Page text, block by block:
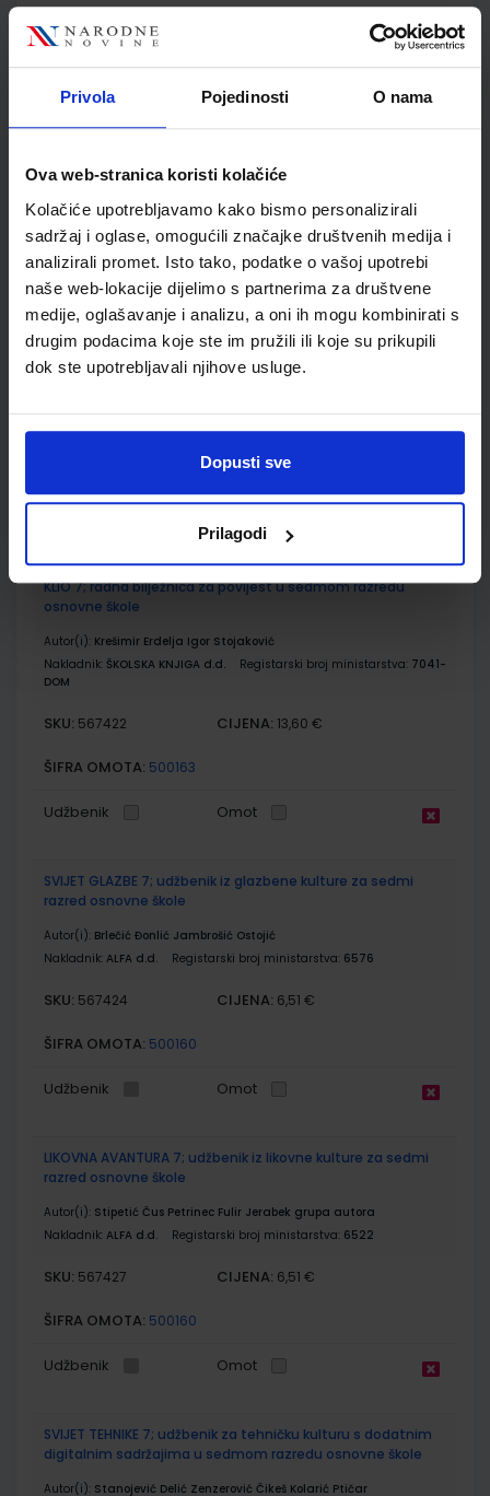
Privola Pojedinosti O nama
Ova web-stranica koristi kolačiće
Kolačiće upotrebljavamo kako bismo personalizirali
sadržaj i oglase, omogućili značajke društvenih medija i
analizirali promet. Isto tako, podatke o vašoj upotrebi
naše web-lokacije dijelimo s partnerima za društvene
medije, oglašavanje i analizu, a oni ih mogu kombinirati s
drugim podacima koje ste im pružili ili koje su prikupili
dok ste upotrebljavali njihove usluge.
Dopusti sve
Prilagodi
MOJA ZEMLJA 3; radna bilježnica iz geografije za sedmi
razred osnovne škole
Autor(i):
Kožul Krpes Samardžić Vukelić
Registarski broj ministarstva:
Udžbenik Omot
KLIO 7; udžbenik za povijest s dodatnim digitalnim
sadržajima u sedmom razredu osnovne škole
Autor(i):Krešimir Erdelja Igor Stojaković
SKU:567421 CIJENA:13,03 €
KLIO 7; radna bilježnica za povijest u sedmom razredu
osnovne škole
Autor(i): Krešimir Erdelja Igor Stojaković
Nakladnik: ŠKOLSKA KNJIGA d.d. Registarski broj ministarstva: 7041-
DOM
SKU: 567422 CIJENA: 13,60 €
ŠIFRA OMOTA: 500163
Udžbenik Omot
SVIJET GLAZBE 7; udžbenik iz glazbene kulture za sedmi
razred osnovne škole
Autor(i): Brlečić Đonlić Jambrošić Ostojić
Nakladnik: ALFA d.d. Registarski broj ministarstva: 6576
SKU: 567424 CIJENA: 6,51 €
ŠIFRA OMOTA: 500160
Udžbenik Omot
LIKOVNA AVANTURA 7; udžbenik iz likovne kulture za sedmi
razred osnovne škole
Autor(i): Stipetić Čus Petrinec Fulir Jerabek grupa autora
Nakladnik: ALFA d.d. Registarski broj ministarstva: 6522
SKU: 567427 CIJENA: 6,51 €
ŠIFRA OMOTA: 500160
Udžbenik Omot
SVIJET TEHNIKE 7; udžbenik za tehničku kulturu s dodatnim
digitalnim sadržajima u sedmom razredu osnovne škole
Autor(i): Stanojević Delić Zenzerović Čikeš Kolarić Ptičar